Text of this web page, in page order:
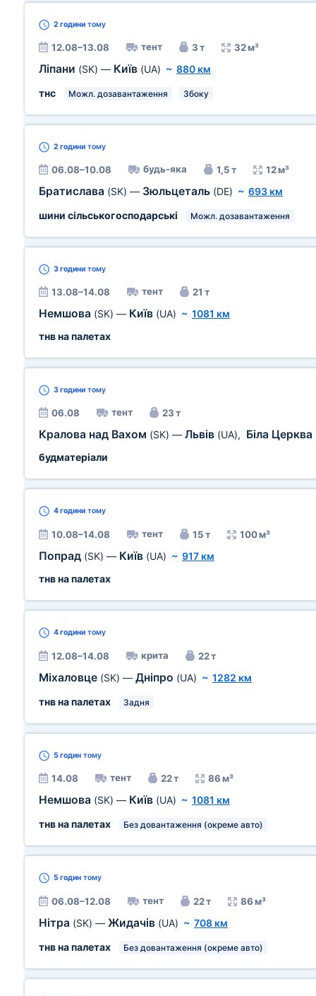
2 години тому
12.08–13.08 тент 3 т 32 м³
Ліпани (SK) — Київ (UA) ~ 880 км
тнс
Можл. дозавантаження Збоку
2 години тому
06.08–10.08 будь-яка 1,5 т 12 м³
Братислава (SK) — Зюльцеталь (DE) ~ 693 км
шини сільськогосподарські
Можл. дозавантаження
3 години тому
13.08–14.08 тент 21 т
Немшова (SK) — Київ (UA) ~ 1081 км
тнв на палетах
3 години тому
06.08 тент 23 т
Кралова над Вахом (SK) — Львів (UA), Біла Церква
будматеріали
4 години тому
10.08–14.08 тент 15 т 100 м³
Попрад (SK) — Київ (UA) ~ 917 км
тнв на палетах
4 години тому
12.08–14.08 крита 22 т
Міхаловце (SK) — Дніпро (UA) ~ 1282 км
тнв на палетах
Задня
5 годин тому
14.08 тент 22 т 86 м³
Немшова (SK) — Київ (UA) ~ 1081 км
тнв на палетах
Без довантаження (окреме авто)
5 годин тому
06.08–12.08 тент 22 т 86 м³
Нітра (SK) — Жидачів (UA) ~ 708 км
тнв на палетах
Без довантаження (окреме авто)